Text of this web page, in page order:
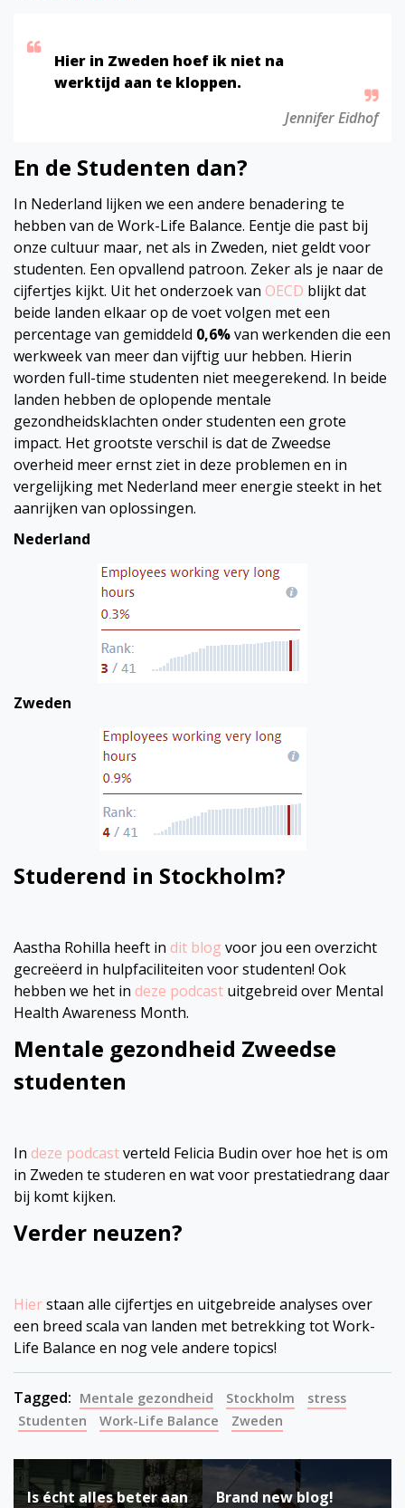
Hier in Zweden hoef ik niet na
werktijd aan te kloppen.
Jennifer Eidhof
En de Studenten dan?
In Nederland lijken we een andere benadering te
hebben van de Work-Life Balance. Eentje die past bij
onze cultuur maar, net als in Zweden, niet geldt voor
studenten. Een opvallend patroon. Zeker als je naar de
cijfertjes kijkt. Uit het onderzoek van OECD blijkt dat
beide landen elkaar op de voet volgen met een
percentage van gemiddeld 0,6%van werkenden die een
werkweek van meer dan vijftig uur hebben. Hierin
worden full-time studenten niet meegerekend. In beide
landen hebben de oplopende mentale
gezondheidsklachten onder studenten een grote
impact. Het grootste verschil is dat de Zweedse
overheid meer ernst ziet in deze problemen en in
vergelijking met Nederland meer energie steekt in het
aanrijken van oplossingen.
Nederland
Zweden
Studerend in Stockholm?
Aastha Rohilla heeft in dit blog voor jou een overzicht
gecreëerd in hulpfaciliteiten voor studenten! Ook
hebben we het in deze podcast uitgebreid over Mental
Health Awareness Month.
Mentale gezondheid Zweedse
studenten
In deze podcastverteld Felicia Budin over hoe het is om
in Zweden te studeren en wat voor prestatiedrang daar
bij komt kijken.
Verder neuzen?
Hierstaan alle cijfertjes en uitgebreide analyses over
een breed scala van landen met betrekking tot Work-
Life Balance en nog vele andere topics!
Tagged: Mentale gezondheid Stockholm
stress
Studenten
Work-Life Balance Zweden
Bericht
Is écht alles beter aan Brand new blog!